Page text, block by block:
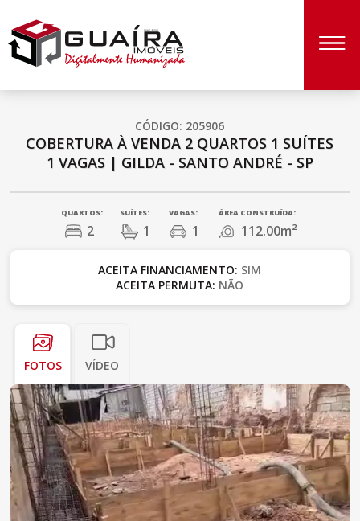
CÓDIGO: 205906
COBERTURA À VENDA 2 QUARTOS 1 SUÍTES
1 VAGAS| GILDA - SANTO ANDRÉ - SP
QUARTOS:
2
SUÍTES:
1
VAGAS:
1
ÁREA CONSTRUÍDA:
112.00m²
ACEITA FINANCIAMENTO: SIM
ACEITA PERMUTA: NÃO
FOTOS VÍDEO